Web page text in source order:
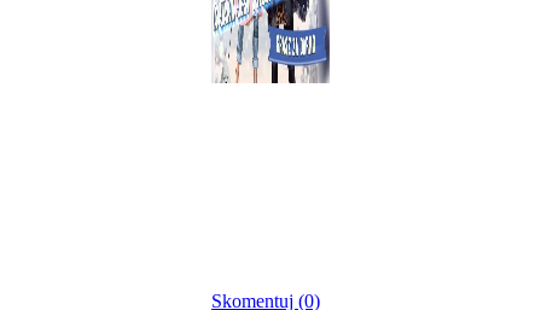
Skomentuj (0)